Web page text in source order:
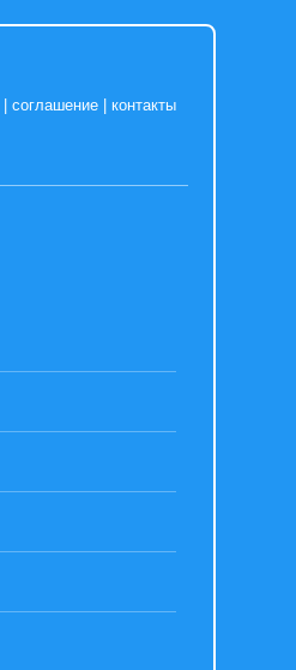
|соглашение |контакты